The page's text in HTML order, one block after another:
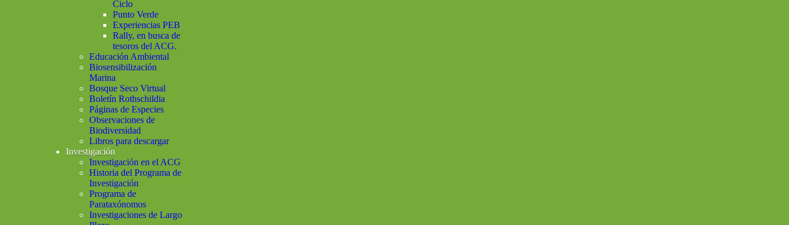
Ciclo
Punto Verde
Experiencias PEB
Rally, en busca de
tesoros del ACG.
Educación Ambiental
Biosensibilización
Marina
Bosque Seco Virtual
Boletín Rothschildia
Páginas de Especies
Observaciones de
Biodiversidad
Libros para descargar
Investigación
Investigación en el ACG
Historia del Programa de
Investigación
Programa de
Parataxónomos
Investigaciones de Largo